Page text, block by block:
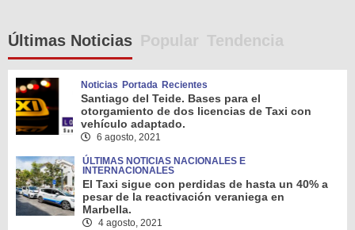
Últimas Noticias Popular Tendencia
Noticias Portada Recientes
Santiago del Teide. Bases para el
otorgamiento de dos licencias de Taxi con
vehículo adaptado.
6 agosto, 2021
ÚLTIMAS NOTICIAS NACIONALES E
INTERNACIONALES
El Taxi sigue con perdidas de hasta un 40% a
pesar de la reactivación veraniega en
Marbella.
4 agosto, 2021